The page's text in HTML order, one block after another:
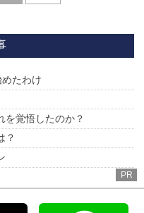
たわけ
を覚悟したのか？
？
PR